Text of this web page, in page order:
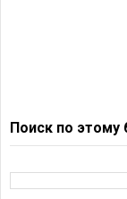
Поиск по этому